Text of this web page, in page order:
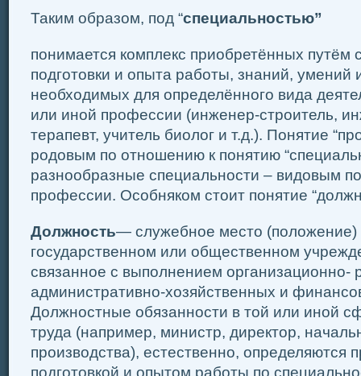
Таким образом, под “специальностью”
понимается комплекс приобретённых путём
подготовки и опыта работы, знаний, умений
необходимых для определённого вида
или иной профессии (инженер-строитель,
терапевт, учитель биолог и т.д.). Понятие
родовым по отношению к понятию
разнообразные специальности – видовым
профессии. Особняком стоит понятие
Должность— служебное место (положение)
государственном или общественном
связанное с выполнением организационно-
административно-хозяйственных и
Должностные обязанности в той или иной
труда (например, министр, директор,
производства), естественно, определяются
подготовкой и опытом работы по